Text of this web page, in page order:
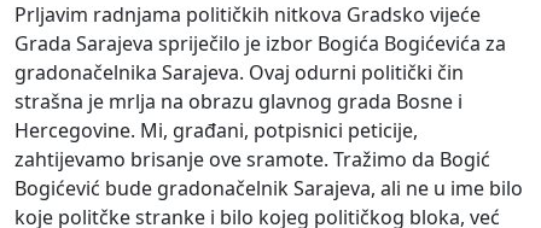
Prljavim radnjama političkih nitkova Gradsko vijeće
Grada Sarajeva spriječilo je izbor Bogića Bogićevića za
gradonačelnika Sarajeva. Ovaj odurni politički čin
strašna je mrlja na obrazu glavnog grada Bosne i
Hercegovine. Mi, građani, potpisnici peticije,
zahtijevamo brisanje ove sramote. Tražimo da Bogić
Bogićević bude gradonačelnik Sarajeva, ali ne u ime bilo
koje politčke stranke i bilo kojeg političkog bloka, već